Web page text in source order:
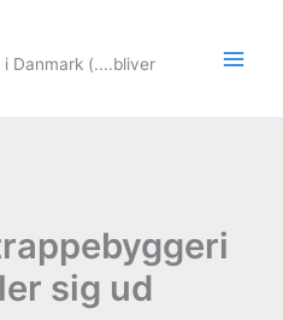
Danmark (....bliver
sig ud